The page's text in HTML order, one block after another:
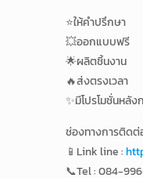
⭐️ให้คำปรึกษา
💥ออกแบบฟรี
🌟ผลิตชิ้นงาน
🔥ส่งตรงเวลา
✨มีโปรโมชั่นหลัง
ช่องทางการติดต่
📱Link line :
📞Tel : 084-